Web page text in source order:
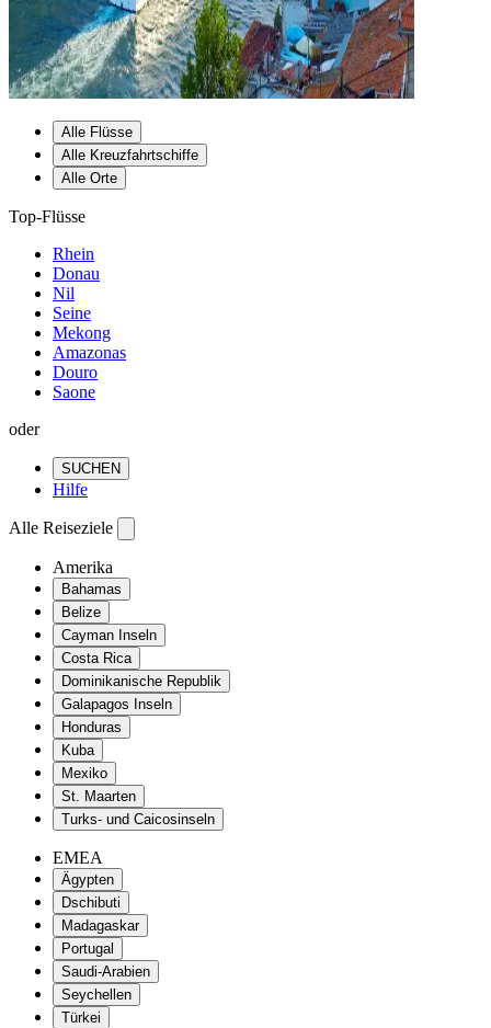
Alle Flüsse
Alle Kreuzfahrtschiffe
Alle Orte
Top-Flüsse
Rhein
Donau
Nil
Seine
Mekong
Amazonas
Douro
Saone
oder
SUCHEN
Hilfe
Alle Reiseziele
Amerika
Bahamas
Belize
Cayman Inseln
Costa Rica
Dominikanische Republik
Galapagos Inseln
Honduras
Kuba
Mexiko
St. Maarten
Turks- und Caicosinseln
EMEA
Ägypten
Dschibuti
Madagaskar
Portugal
Saudi-Arabien
Seychellen
Türkei